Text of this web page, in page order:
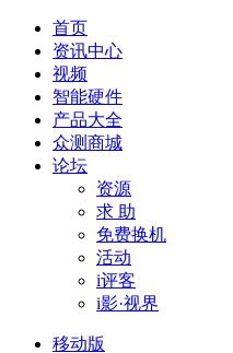
首页
资讯中心
视频
智能硬件
产品大全
众测商城
论坛
资源
求 助
免费换机
活动
i评客
i影·视界
移动版